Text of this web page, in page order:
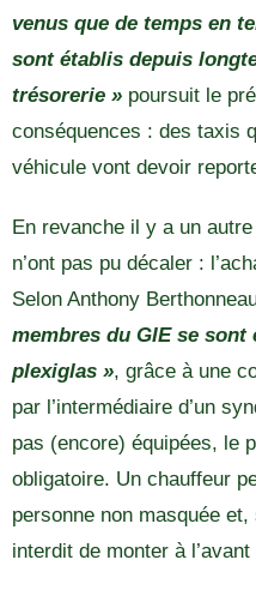
venus que de temps en
sont établis depuis
trésorerie » poursuit le
conséquences : des taxis
véhicule vont devoir
En revanche il y a un
n’ont pas pu décaler :
Selon Anthony
membres du GIE se sont
plexiglas », grâce à une
par l’intermédiaire d’un
pas (encore) équipées, le
obligatoire. Un chauffeur
personne non masquée
interdit de monter à